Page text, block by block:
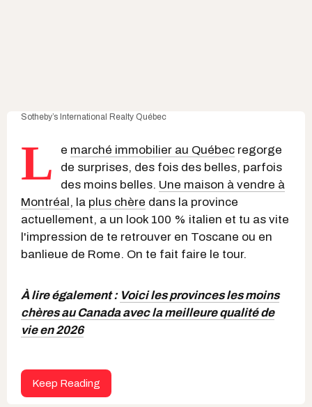
Sotheby’s International Realty Québec
L e marché immobilier au Québec regorge
de surprises, des fois des belles, parfois
des moins belles. Une maison à vendre à
Montréal, la plus chère dans la province
actuellement, a un look 100 % italien et tu as vite
l'impression de te retrouver en Toscane ou en
banlieue de Rome. On te fait faire le tour.
À lire également : Voici les provinces les moins
chères au Canada avec la meilleure qualité de
vie en 2026
Keep Reading